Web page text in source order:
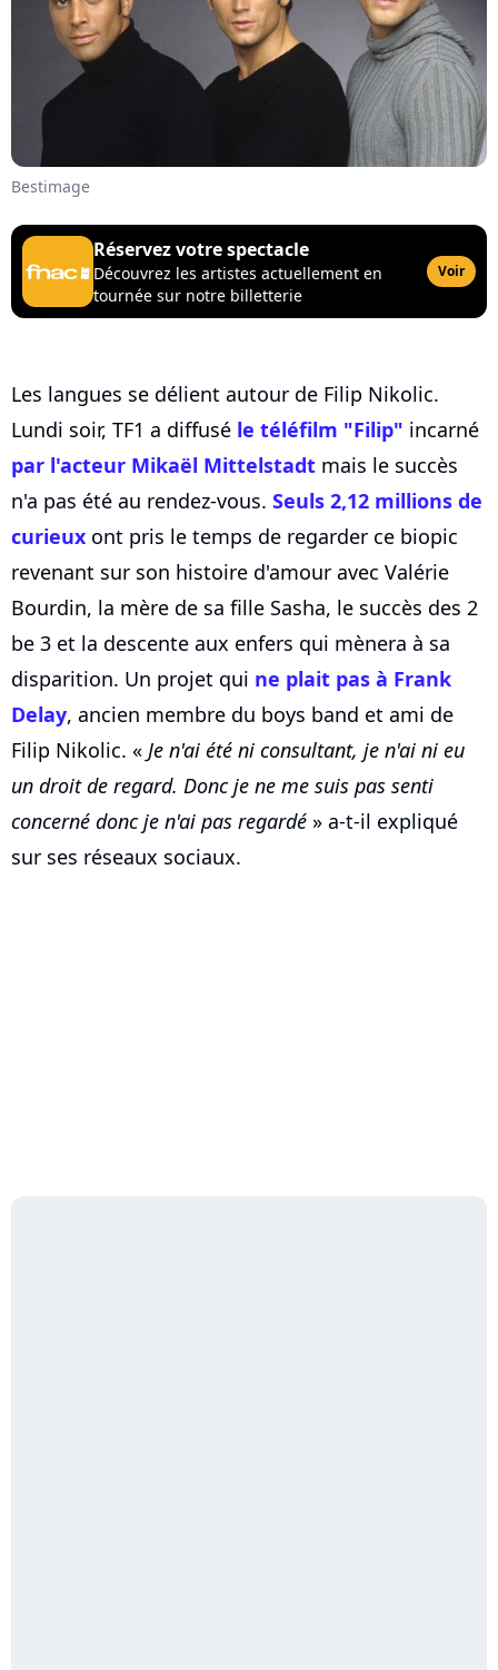
Bestimage
Réservez votre spectacle
Découvrez les artistes actuellement en
tournée sur notre billetterie
Voir
Les langues se délient autour de Filip Nikolic.
Lundi soir, TF1 a diffusé le téléfilm "Filip" incarné
par l'acteur Mikaël Mittelstadt mais le succès
n'a pas été au rendez-vous. Seuls 2,12 millions de
curieux ont pris le temps de regarder ce biopic
revenant sur son histoire d'amour avec Valérie
Bourdin, la mère de sa fille Sasha, le succès des 2
be 3 et la descente aux enfers qui mènera à sa
disparition. Un projet qui ne plait pas à Frank
Delay, ancien membre du boys band et ami de
Filip Nikolic. « Je n'ai été ni consultant, je n'ai ni eu
un droit de regard. Donc je ne me suis pas senti
concerné donc je n'ai pas regardé » a-t-il expliqué
sur ses réseaux sociaux.